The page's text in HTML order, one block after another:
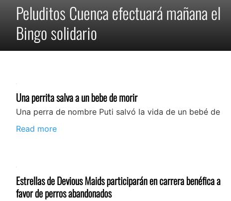
Peluditos Cuenca efectuará mañana el
Bingo solidario
Una perrita salva a un bebe de morir
Una perra de nombre Puti salvó la vida de un bebé de
Read more
Estrellas de Devious Maids participarán en carrera benéfica a
favor de perros abandonados